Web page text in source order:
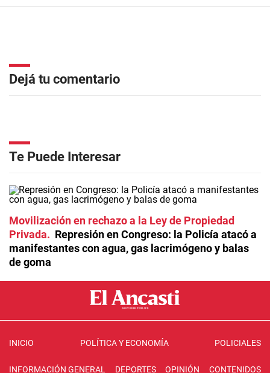
Dejá tu comentario
Te Puede Interesar
Movilización en rechazo a la Ley de Propiedad
Privada
Represión en Congreso: la Policía atacó a
manifestantes con agua, gas lacrimógeno y balas
de goma
INICIO POLÍTICA Y ECONOMÍA POLICIALES
INFORMACIÓN GENERAL DEPORTES OPINIÓN CONTENIDOS